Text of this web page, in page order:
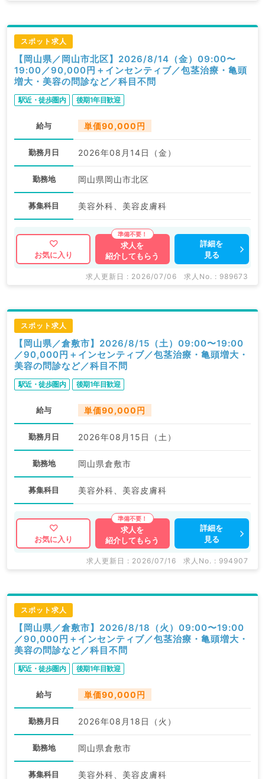
スポット求人
【岡山県／岡山市北区】2026/8/14（金）09:00〜
19:00／90,000円＋インセンティブ／包茎治療・亀頭
増大・美容の問診など／科目不問
駅近・徒歩圏内 後期1年目歓迎
給与 単価90,000円
勤務月日 2026年08月14日（金）
勤務地 岡山県岡山市北区
募集科目 美容外科、美容皮膚科
お気に入り
求人を
紹介してもらう
詳細を
見る
求人更新日 : 2026/07/06 求人No. : 989673
スポット求人
【岡山県／倉敷市】2026/8/15（土）09:00〜19:00
／90,000円＋インセンティブ／包茎治療・亀頭増大・
美容の問診など／科目不問
駅近・徒歩圏内 後期1年目歓迎
給与 単価90,000円
勤務月日 2026年08月15日（土）
勤務地 岡山県倉敷市
募集科目 美容外科、美容皮膚科
お気に入り
求人を
紹介してもらう
詳細を
見る
求人更新日 : 2026/07/16 求人No. : 994907
スポット求人
【岡山県／倉敷市】2026/8/18（火）09:00〜19:00
／90,000円＋インセンティブ／包茎治療・亀頭増大・
美容の問診など／科目不問
駅近・徒歩圏内 後期1年目歓迎
給与 単価90,000円
勤務月日 2026年08月18日（火）
勤務地 岡山県倉敷市
募集科目 美容外科、美容皮膚科